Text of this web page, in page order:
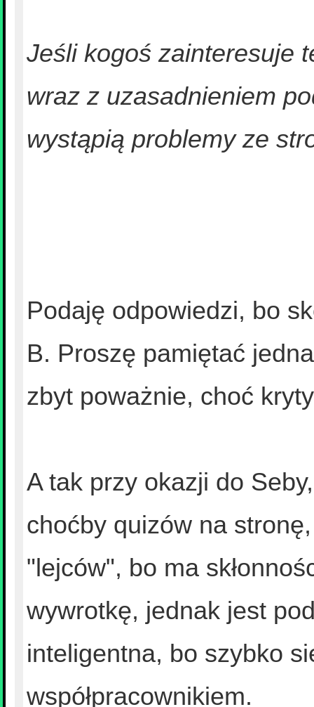
Jeśli kogoś zainteresuje
wraz z uzasadnieniem
wystąpią problemy ze
Podaję odpowiedzi, bo
B. Proszę pamiętać
zbyt poważnie, choć
A tak przy okazji do
choćby quizów na
"lejców", bo ma
wywrotkę, jednak jest
inteligentna, bo szybko
współpracownikiem.